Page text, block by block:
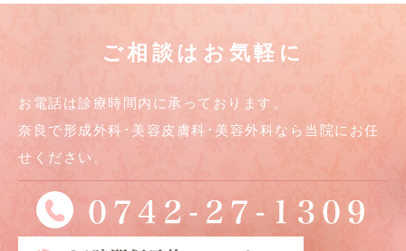
ご相談はお気軽に
お電話は診療時間内に承っております。
奈良で形成外科･美容皮膚科･美容外科なら当院にお任
せください。